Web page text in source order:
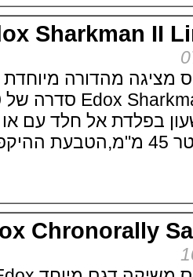
Edox Sharkman
מהדורה מיוחדת
Edox Sharkman II Limited Edition סדרה של 300
אל חלד עם או בלי
ציפוי PVD שחור בקוטר 45 מ"מ,הטבעת ההיקפית
Edox